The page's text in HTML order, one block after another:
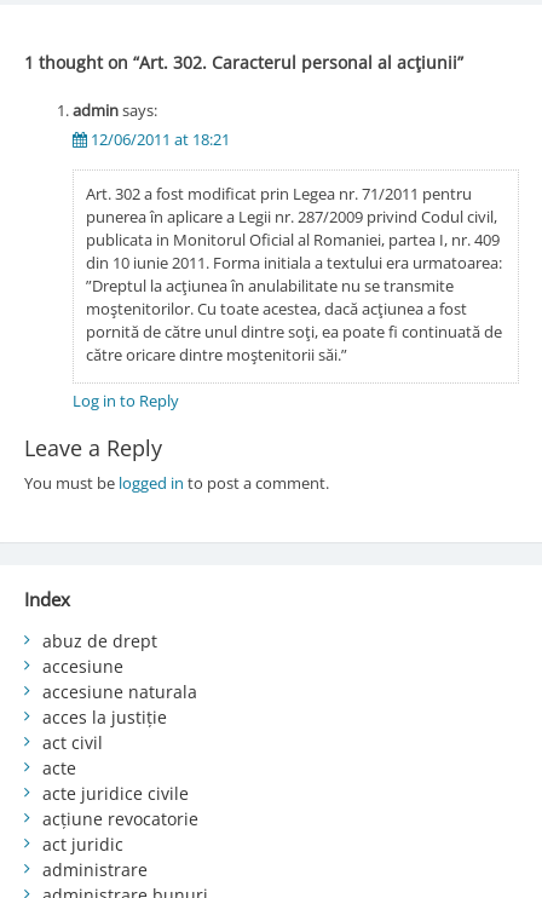
1 thought on “Art. 302. Caracterul personal al acţiunii”
adminsays:
12/06/2011 at 18:21
Art. 302 a fost modificat prin Legea nr. 71/2011 pentru
punerea în aplicare a Legii nr. 287/2009 privind Codul civil,
publicata in Monitorul Oficial al Romaniei, partea I, nr. 409
din 10 iunie 2011. Forma initiala a textului era urmatoarea:
”Dreptul la acţiunea în anulabilitate nu se transmite
moştenitorilor. Cu toate acestea, dacă acţiunea a fost
pornită de către unul dintre soţi, ea poate fi continuată de
către oricare dintre moştenitorii săi.”
Log in to Reply
Leave a Reply
You must be logged in to post a comment.
Index
abuz de drept
accesiune
accesiune naturala
acces la justiție
act civil
acte
acte juridice civile
acțiune revocatorie
act juridic
administrare